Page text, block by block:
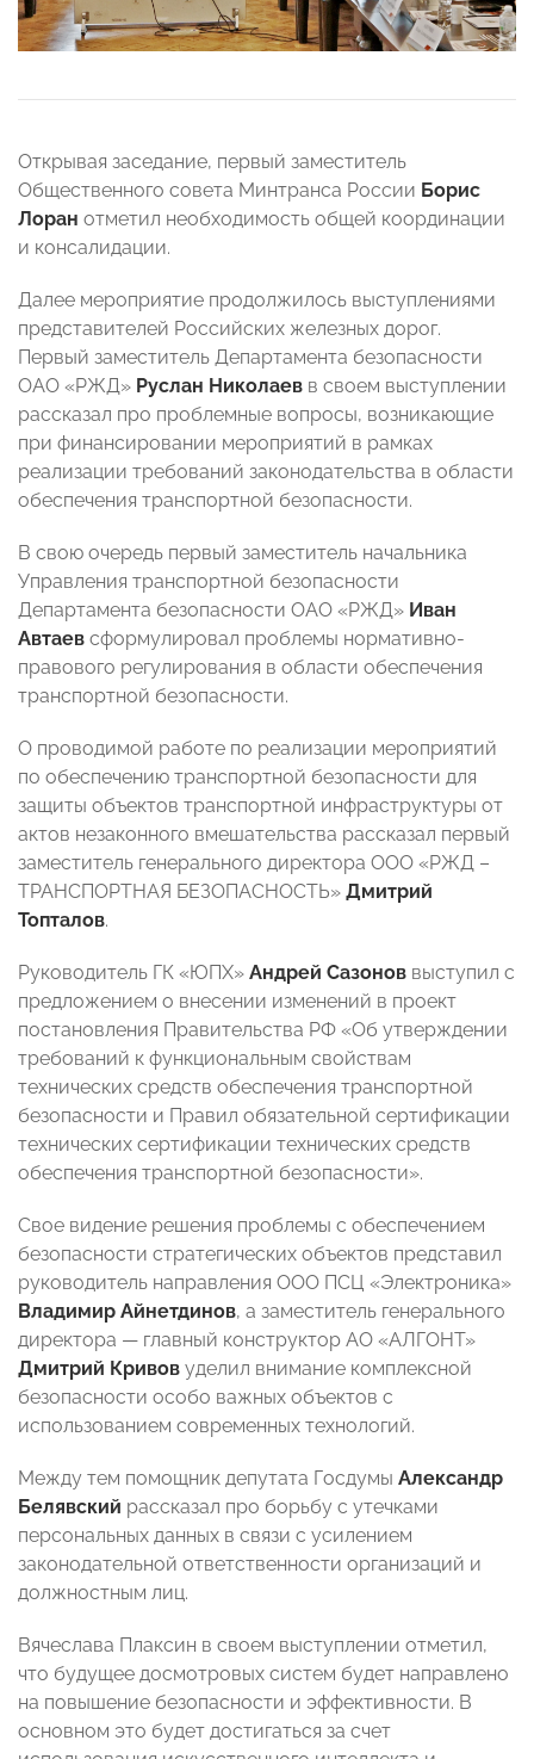
Открывая заседание, первый заместитель
Общественного совета Минтранса России Борис
Лоран отметил необходимость общей координации
и консалидации.
Далее мероприятие продолжилось выступлениями
представителей Российских железных дорог.
Первый заместитель Департамента безопасности
ОАО «РЖД» Руслан Николаев в своем выступлении
рассказал про проблемные вопросы, возникающие
при финансировании мероприятий в рамках
реализации требований законодательства в области
обеспечения транспортной безопасности.
В свою очередь первый заместитель начальника
Управления транспортной безопасности
Департамента безопасности ОАО «РЖД» Иван
Автаев сформулировал проблемы нормативно-
правового регулирования в области обеспечения
транспортной безопасности.
О проводимой работе по реализации мероприятий
по обеспечению транспортной безопасности для
защиты объектов транспортной инфраструктуры от
актов незаконного вмешательства рассказал первый
заместитель генерального директора ООО «РЖД –
ТРАНСПОРТНАЯ БЕЗОПАСНОСТЬ» Дмитрий
Топталов.
Руководитель ГК «ЮПХ» Андрей Сазонов выступил с
предложением о внесении изменений в проект
постановления Правительства РФ «Об утверждении
требований к функциональным свойствам
технических средств обеспечения транспортной
безопасности и Правил обязательной сертификации
технических сертификации технических средств
обеспечения транспортной безопасности».
Свое видение решения проблемы с обеспечением
безопасности стратегических объектов представил
руководитель направления ООО ПСЦ «Электроника»
Владимир Айнетдинов, а заместитель генерального
директора — главный конструктор АО «АЛГОНТ»
Дмитрий Кривов уделил внимание комплексной
безопасности особо важных объектов с
использованием современных технологий.
Между тем помощник депутата Госдумы Александр
Белявский рассказал про борьбу с утечками
персональных данных в связи с усилением
законодательной ответственности организаций и
должностным лиц.
Вячеслава Плаксин в своем выступлении отметил,
что будущее досмотровых систем будет направлено
на повышение безопасности и эффективности. В
основном это будет достигаться за счет